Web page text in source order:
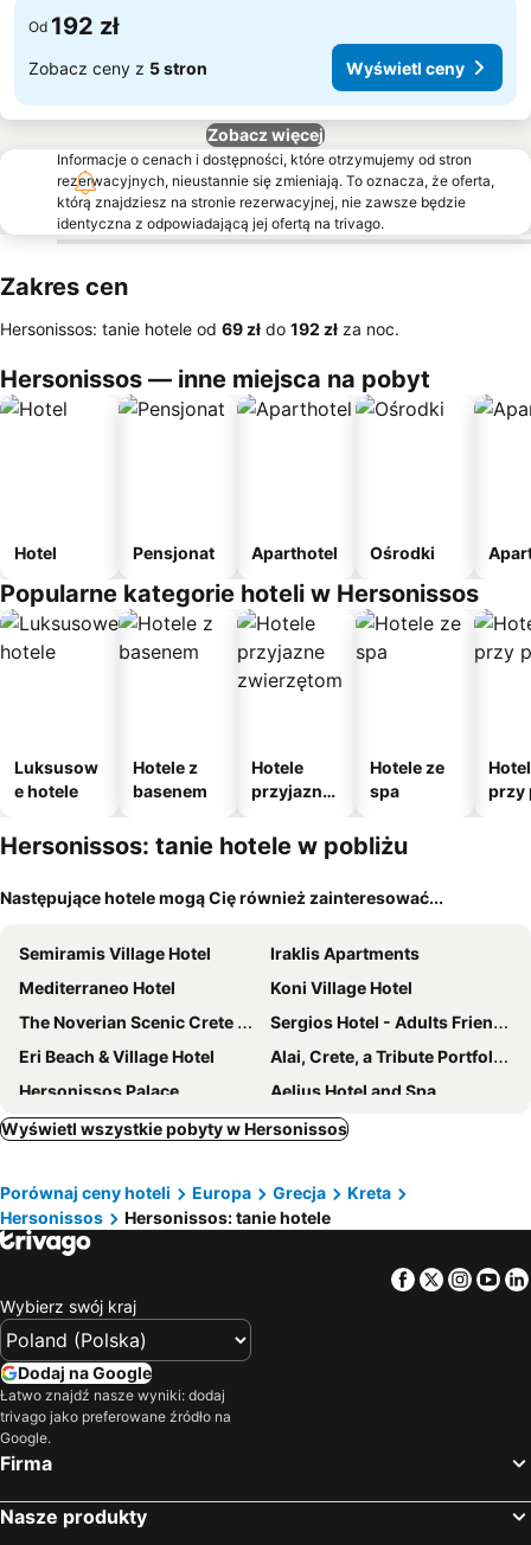
Od 192 zł
Zobacz ceny z 5 stron Wyświetl ceny
Zobacz więcej
Informacje o cenach i dostępności, które otrzymujemy od stron
rezerwacyjnych, nieustannie się zmieniają. To oznacza, że oferta,
którą znajdziesz na stronie rezerwacyjnej, nie zawsze będzie
identyczna z odpowiadającą jej ofertą na trivago.
Zakres cen
Hersonissos: tanie hotele od ‎69 zł do ‎192 zł za noc.
Hersonissos — inne miejsca na pobyt
Hotel Pensjonat Aparthotel Ośrodki
Popularne kategorie hoteli w Hersonissos
Luksusow
e hotele
Hotele z
basenem
Hotele
przyjazne
m
Hotele ze
spa
przy
Hersonissos: tanie hotele w pobliżu
Następujące hotele mogą Cię również zainteresować...
Semiramis Village Hotel
Iraklis Apartments
Mediterraneo Hotel
Koni Village Hotel
The Noverian Scenic Crete 5 Star Hilltop Villa Resort & Spa
Sergios Hotel - Adults Friendly
Eri Beach & Village Hotel
Alai, Crete, a Tribute Portfolio Resort
Hersonissos Palace
Aelius Hotel and Spa
Palmera Beach Hotel & Spa
City Green - Adult Only
Kiveli
Porto Greco Village Beach Hotel
Meropi Hotel & Apartments
Heronissos Hotel
SENSEANA Sea Side Resort & Aquadventure
Mitsis Royal Mare
KING MINOS RETREAT Resort & Spa
Enorme Santanna Island
Gouves Bay by Omilos Hotels
Eurohotel Katrin Hotel & Bungalows
Minos Imperial Beach Resort
Cactus Beach Hotel
Knossos Beach Bungalows Suites Resort & Spa
Elmi Beach Hotel & Suites
Wyświetl wszystkie pobyty w Hersonissos
Porównaj ceny hoteli Europa Grecja
Kreta
Hersonissos
Hersonissos: tanie hotele
Facebook
Twitter
Wybierz swój kraj
Dodaj na Google
Łatwo znajdź nasze wyniki: dodaj
trivago jako preferowane źródło na
Google.
Firma
Nasze produkty